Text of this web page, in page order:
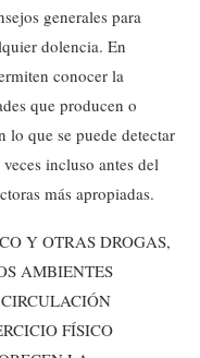
generales para
dolencia. En
conocer la
que producen o
lo que se puede detectar
incluso antes del
más apropiadas.
Y OTRAS DROGAS,
AMBIENTES
FÍSICO